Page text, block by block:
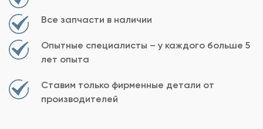
Все запчасти в наличии
Опытные специалисты – у каждого больше 5
лет опыта
Ставим только фирменные детали от
производителей